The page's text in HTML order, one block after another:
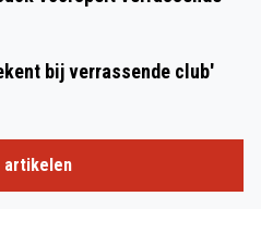
bij verrassende club'
artikelen